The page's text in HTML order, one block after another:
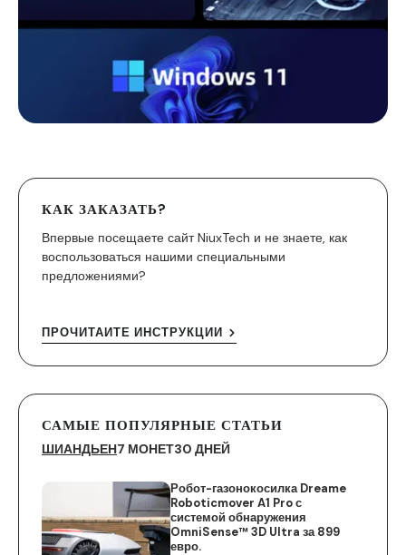
КАК ЗАКАЗАТЬ?
Впервые посещаете сайт NiuxTech и не знаете, как
воспользоваться нашими специальными
предложениями?
ПРОЧИТАЙТЕ ИНСТРУКЦИИ
САМЫЕ ПОПУЛЯРНЫЕ СТАТЬИ
ШИАНДЬЕН7 МОНЕТ30 ДНЕЙ
Робот-газонокосилка Dreame
Roboticmover A1 Pro с
системой обнаружения
OmniSense™ 3D Ultra за 899
евро.